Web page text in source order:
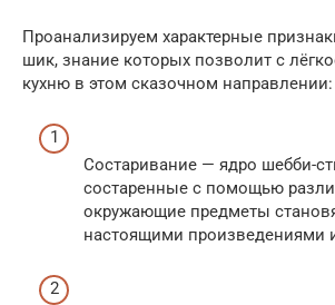
Проанализируем характерные
шик, знание которых позволит с
кухню в этом сказочном направлении:
Состаривание — ядро шебби-
состаренные с помощью
окружающие предметы
настоящими произведениями